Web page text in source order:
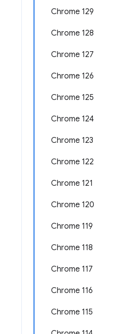
Chrome 129
Chrome 128
Chrome 127
Chrome 126
Chrome 125
Chrome 124
Chrome 123
Chrome 122
Chrome 121
Chrome 120
Chrome 119
Chrome 118
Chrome 117
Chrome 116
Chrome 115